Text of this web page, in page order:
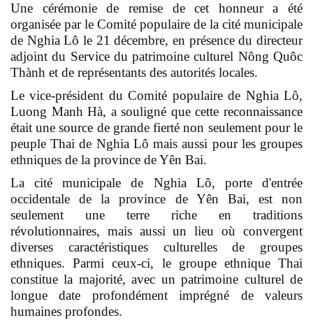
Une cérémonie de remise de cet honneur a été
organisée par le Comité populaire de la cité municipale
de Nghia Lô le 21 décembre, en présence du directeur
adjoint du Service du patrimoine culturel Nông Quôc
Thành et de représentants des autorités locales.
Le vice-président du Comité populaire de Nghia Lô,
Luong Manh Hà, a souligné que cette reconnaissance
était une source de grande fierté non seulement pour le
peuple Thai de Nghia Lô mais aussi pour les groupes
ethniques de la province de Yên Bai.
La cité municipale de Nghia Lô, porte d'entrée
occidentale de la province de Yên Bai, est non
seulement une terre riche en traditions
révolutionnaires, mais aussi un lieu où convergent
diverses caractéristiques culturelles de groupes
ethniques. Parmi ceux-ci, le groupe ethnique Thai
constitue la majorité, avec un patrimoine culturel de
longue date profondément imprégné de valeurs
humaines profondes.